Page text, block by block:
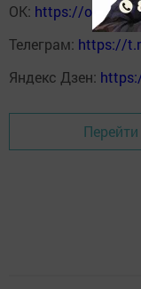
ОК: https://ok.ru/
Телеграм: https://
Яндекс Дзен: